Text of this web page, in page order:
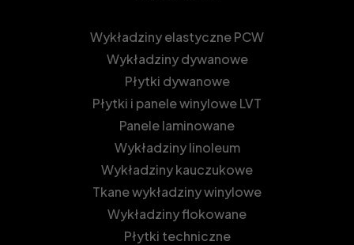
Wykładziny elastyczne PCW
Wykładziny dywanowe
Płytki dywanowe
Płytki i panele winylowe LVT
Panele laminowane
Wykładziny linoleum
Wykładziny kauczukowe
Tkane wykładziny winylowe
Wykładziny flokowane
Płytki techniczne